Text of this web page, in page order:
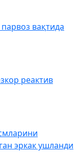
вақтида
реактив
эркак ушланди